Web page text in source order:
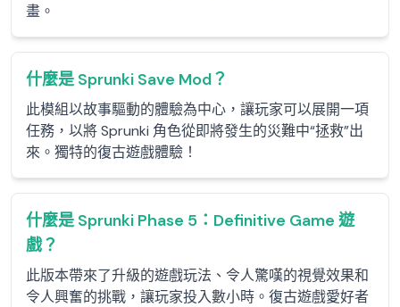
畫。
什麼是 Sprunki Save Mod？
此模組以故事驅動的體驗為中心，讓玩家可以展開一項
任務，以將 Sprunki 角色從即將發生的災難中“拯救”出
來。獨特的復古遊戲體驗！
什麼是 Sprunki Phase 5：Definitive Game 遊
戲？
此版本帶來了升級的遊戲玩法、令人驚嘆的視覺效果和
令人興奮的挑戰，讓玩家投入數小時。復古遊戲愛好者